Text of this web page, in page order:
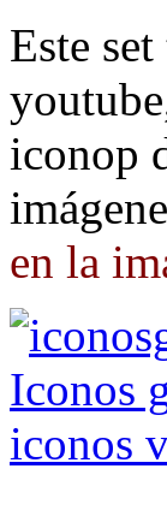
Este
iconop
en la